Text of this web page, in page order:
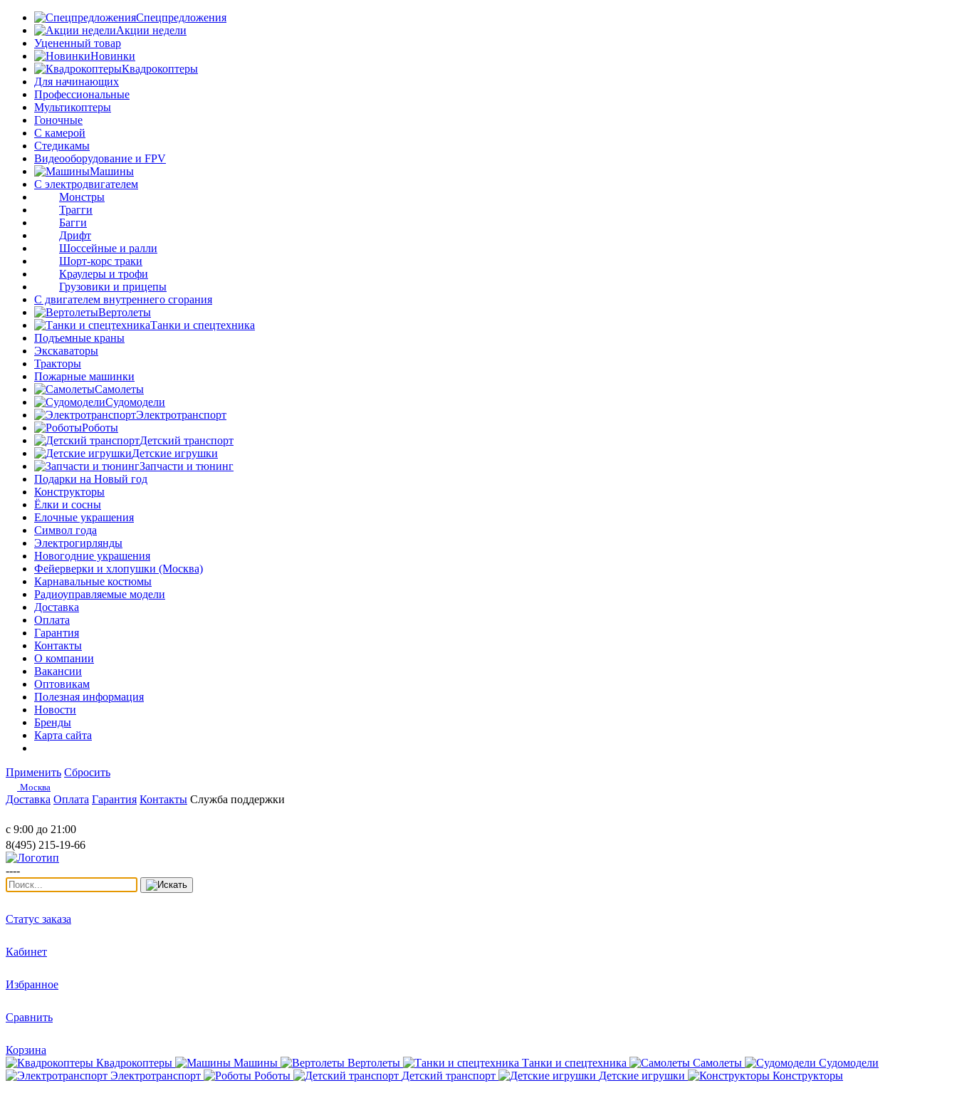
Спецпредложения
Акции недели
Уцененный товар
Новинки
Квадрокоптеры
Для начинающих
Профессиональные
Мультикоптеры
Гоночные
C камерой
Стедикамы
Видеооборудование и FPV
Машины
С электродвигателем
Монстры
Трагги
Багги
Дрифт
Шоссейные и ралли
Шорт-корс траки
Краулеры и трофи
Грузовики и прицепы
С двигателем внутреннего сгорания
Вертолеты
Танки и спецтехника
Подъемные краны
Экскаваторы
Тракторы
Пожарные машинки
Самолеты
Судомодели
Электротранспорт
Роботы
Детский транспорт
Детские игрушки
Запчасти и тюнинг
Подарки на Новый год
Конструкторы
Ёлки и сосны
Елочные украшения
Символ года
Электрогирлянды
Новогодние украшения
Фейерверки и хлопушки (Москва)
Карнавальные костюмы
Радиоуправляемые модели
Доставка
Оплата
Гарантия
Контакты
О компании
Вакансии
Оптовикам
Полезная информация
Новости
Бренды
Карта сайта
Применить Сбросить
Москва
Доставка Оплата Гарантия Контакты Служба поддержки
с 9:00 до 21:00
8(495) 215-19-66
----
Статус заказа
Кабинет
Избранное
Сравнить
Корзина
Квадрокоптеры
Машины Вертолеты Танки и спецтехника Самолеты
Судомодели
Электротранспорт
Роботы Детский транспорт Детские игрушки
Конструкторы